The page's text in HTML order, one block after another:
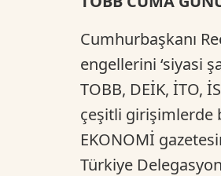
Cumhurbaşkanı
engellerini ‘siyasi
TOBB, DEİK, İTO,
çeşitli girişimlerde
EKONOMİ
Türkiye